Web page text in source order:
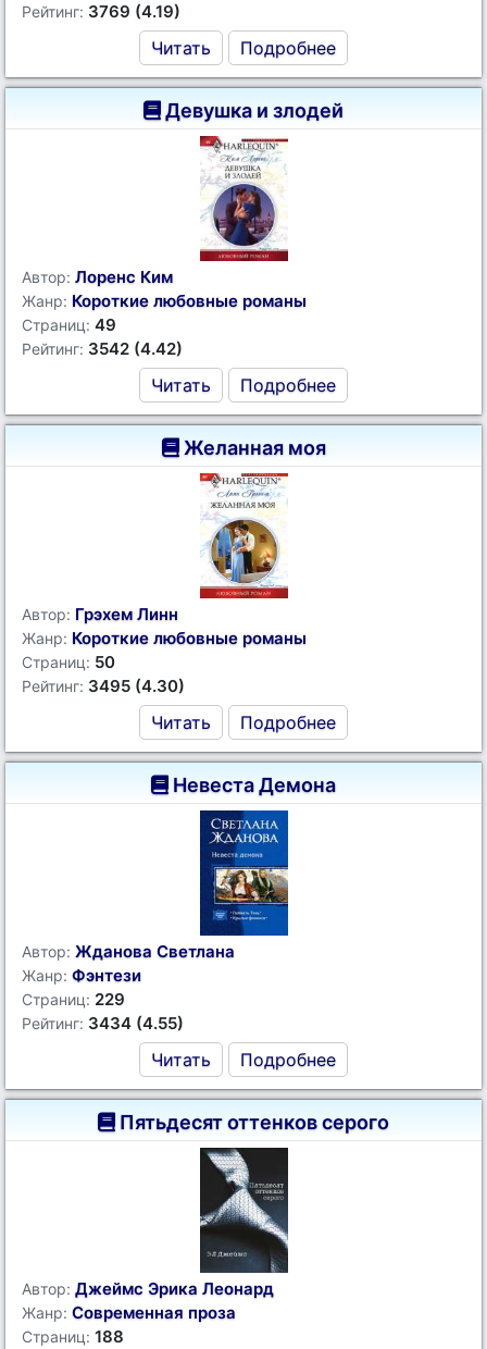
Рейтинг: 3769 (4.19)
Читать Подробнее
Девушка и злодей
Автор: Лоренс Ким
Жанр: Короткие любовные романы
Страниц: 49
Рейтинг: 3542 (4.42)
Читать Подробнее
Желанная моя
Автор: Грэхем Линн
Жанр: Короткие любовные романы
Страниц: 50
Рейтинг: 3495 (4.30)
Читать Подробнее
Невеста Демона
Автор: Жданова Светлана
Жанр: Фэнтези
Страниц: 229
Рейтинг: 3434 (4.55)
Читать Подробнее
Пятьдесят оттенков серого
Автор: Джеймс Эрика Леонард
Жанр: Современная проза
Страниц: 188